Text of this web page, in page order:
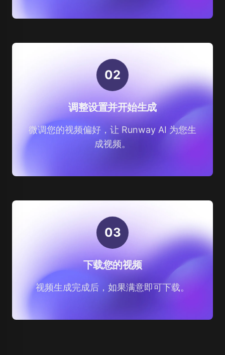
02
调整设置并开始生成
微调您的视频偏好，让 Runway AI 为您生
成视频。
03
下载您的视频
视频生成完成后，如果满意即可下载。